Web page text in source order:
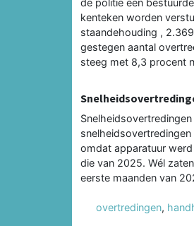
kenteken worden
staandehouding ,
gestegen aantal
steeg met 8,3 procent
omdat apparatuur
die van 2025. Wél
eerste maanden van
overtredingen,